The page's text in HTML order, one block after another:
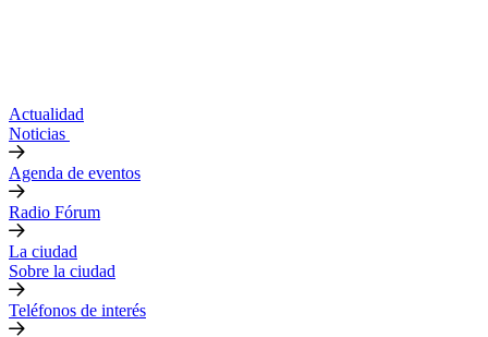
Actualidad
Noticias
Agenda de eventos
Radio Fórum
La ciudad
Sobre la ciudad
Teléfonos de interés